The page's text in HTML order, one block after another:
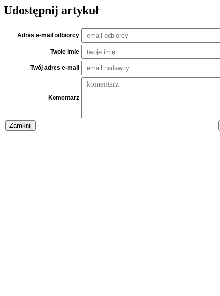
Udostępnij artykuł
Adres e-mail odbiorcy
Twoje imie
Twój adres e-mail
Komentarz